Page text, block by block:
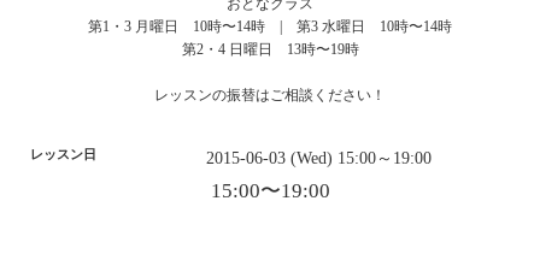
おとなクラス
第1・3 月曜日 10時〜14時 | 第3 水曜日 10時〜14時
第2・4 日曜日 13時〜19時
レッスンの振替はご相談ください！
レッスン日 2015-06-03 (Wed) 15:00～19:00
15:00〜19:00